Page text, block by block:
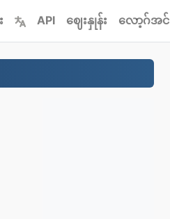
API ဈေးနှုန်း လော့ဂ်အင်